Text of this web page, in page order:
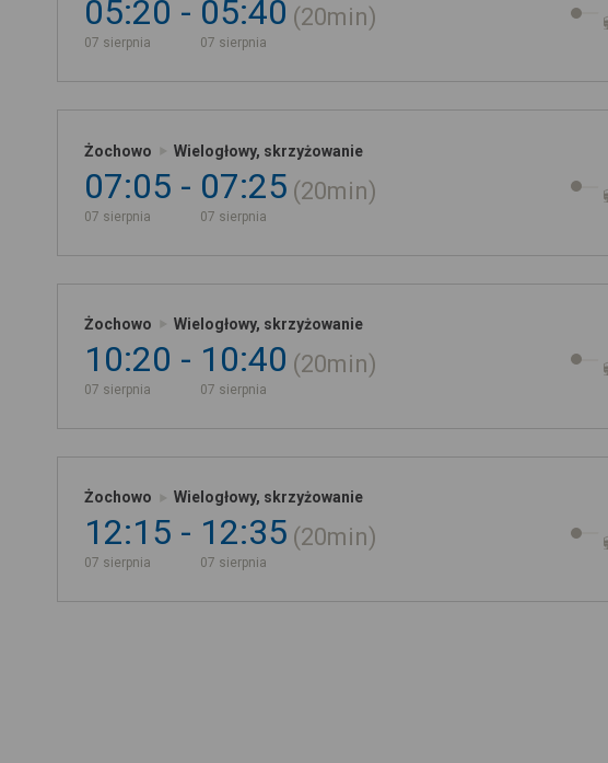
05:20
07 sierpnia
05:40
07 sierpnia
20min
Żochowo Wielogłowy, skrzyżowanie
07:05
07 sierpnia
07:25
07 sierpnia
20min
Żochowo Wielogłowy, skrzyżowanie
10:20
07 sierpnia
10:40
07 sierpnia
20min
Żochowo Wielogłowy, skrzyżowanie
12:15
07 sierpnia
12:35
07 sierpnia
20min